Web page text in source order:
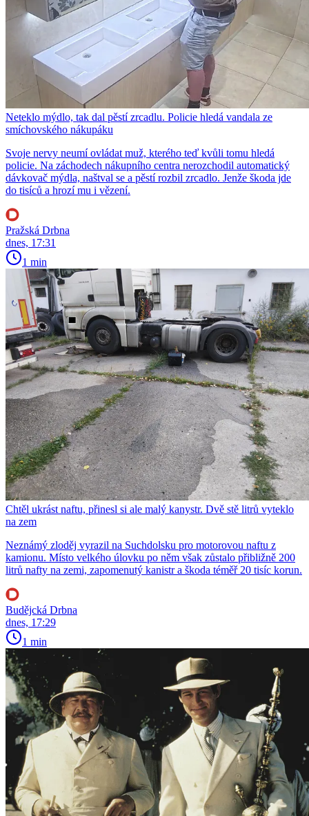
Neteklo mýdlo, tak dal pěstí zrcadlu. Policie hledá vandala ze
smíchovského nákupáku
Svoje nervy neumí ovládat muž, kterého teď kvůli tomu hledá
policie. Na záchodech nákupního centra nerozchodil automatický
dávkovač mýdla, naštval se a pěstí rozbil zrcadlo. Jenže škoda jde
do tisíců a hrozí mu i vězení.
Pražská Drbna
dnes, 17:31
1 min
Chtěl ukrást naftu, přinesl si ale malý kanystr. Dvě stě litrů vyteklo
na zem
Neznámý zloděj vyrazil na Suchdolsku pro motorovou naftu z
kamionu. Místo velkého úlovku po něm však zůstalo přibližně 200
litrů nafty na zemi, zapomenutý kanistr a škoda téměř 20 tisíc korun.
Budějcká Drbna
dnes, 17:29
1 min